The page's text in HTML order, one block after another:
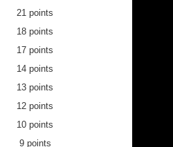
21 points
18 points
17 points
14 points
13 points
12 points
10 points
9 points